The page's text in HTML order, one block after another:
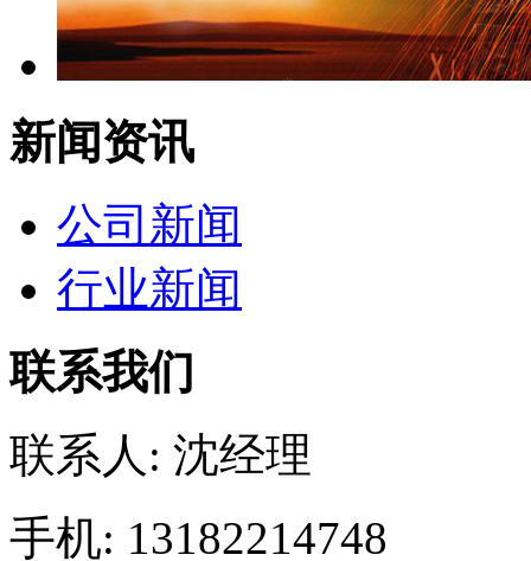
新闻资讯
公司新闻
行业新闻
联系我们
联系人: 沈经理
手机: 13182214748